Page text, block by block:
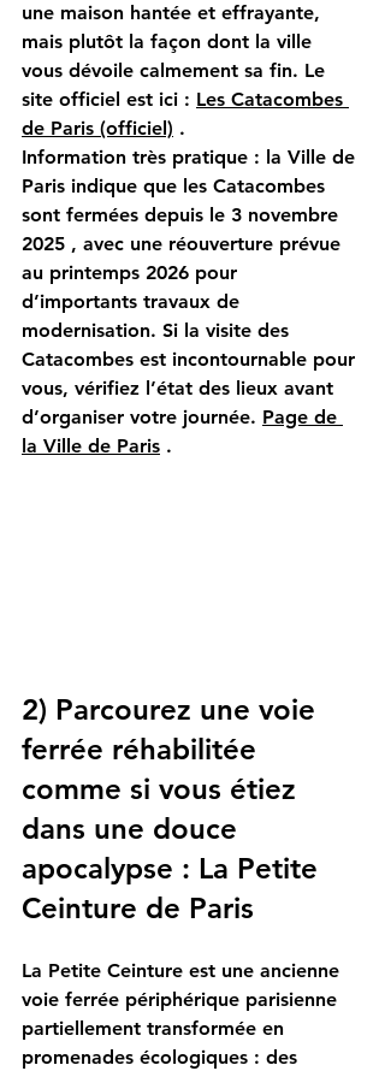
une maison hantée et effrayante,
mais plutôt la façon dont la ville
vous dévoile calmement sa fin. Le
site officiel est ici : Les Catacombes
de Paris (officiel) .
Information très pratique : la Ville de
Paris indique que les Catacombes
sont fermées depuis le 3 novembre
2025 , avec une réouverture prévue
au printemps 2026 pour
d’importants travaux de
modernisation. Si la visite des
Catacombes est incontournable pour
vous, vérifiez l’état des lieux avant
d’organiser votre journée. Page de
la Ville de Paris .
2) Parcourez une voie
ferrée réhabilitée
comme si vous étiez
dans une douce
apocalypse : La Petite
Ceinture de Paris
La Petite Ceinture est une ancienne
voie ferrée périphérique parisienne
partiellement transformée en
promenades écologiques : des